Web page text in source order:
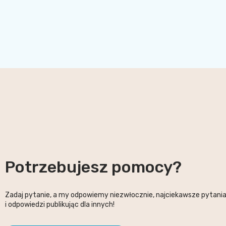
Potrzebujesz pomocy?
Zadaj pytanie, a my odpowiemy niezwłocznie, najciekawsze pytania
i odpowiedzi publikując dla innych!